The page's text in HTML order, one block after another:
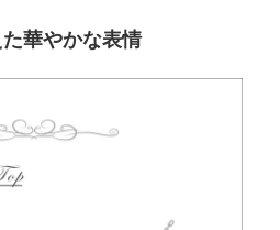
華やかな表情